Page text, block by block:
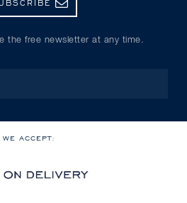
the free newsletter at any time.
WE ACCEPT: